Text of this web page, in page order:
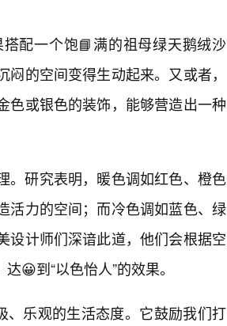
配一个饱📘满的祖母绿天鹅绒沙
的空间变得生动起来。又或者，
色或银色的装饰，能够营造出一种
。研究表明，暖色调如红色、橙色
活力的空间；而冷色调如蓝色、绿
设计师们深谙此道，他们会根据空
😀到“以色怡人”的效果。
、乐观的生活态度。它鼓励我们打